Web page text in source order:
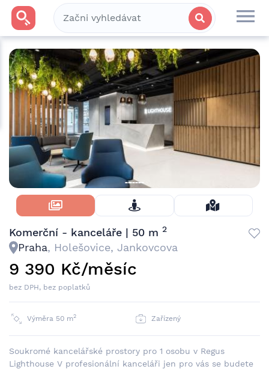
Skrýt Fotky
Komerční - kanceláře | 50 m 2
Praha, Holešovice, Jankovcova
9 390 Kč/měsíc
bez DPH, bez poplatků
Výměra 50 m2 Zařízený
Soukromé kancelářské prostory pro 1 osobu v Regus
Lighthouse V profesionální kanceláři jen pro vás se budete